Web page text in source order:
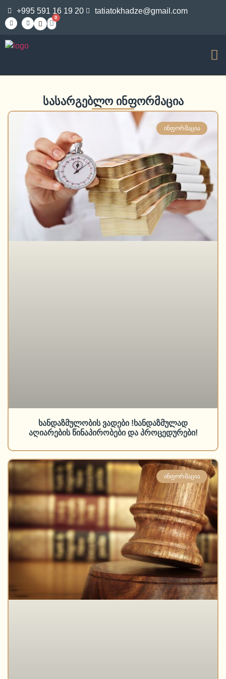
+995 591 16 19 20 tatiatokhadze@gmail.com
0
სასარგებლო ინფორმაცია
ᲘᲜᲤᲝᲠᲛᲐᲪᲘᲐ
ხანდაზმულობის ვადები !ხანდაზმულად
აღიარების წინაპირობები და პროცედურები!
ᲘᲜᲤᲝᲠᲛᲐᲪᲘᲐ